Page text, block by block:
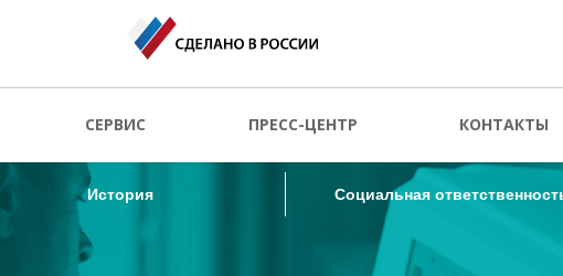
СЕРВИС ПРЕСС-ЦЕНТР КОНТАКТЫ
История Социальная ответственность
История Социальная